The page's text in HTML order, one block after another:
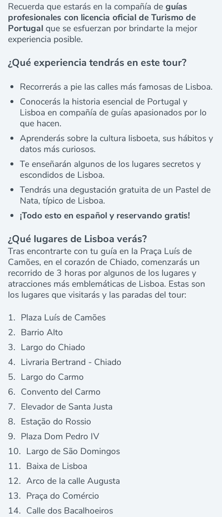
Recuerda que estarás en la compañía de guías
profesionales con licencia oficial de Turismo de
Portugal que se esfuerzan por brindarte la mejor
experiencia posible.
¿Qué experiencia tendrás en este tour?
Recorrerás a pie las calles más famosas de Lisboa.
Conocerás la historia esencial de Portugal y
Lisboa en compañía de guías apasionados por lo
que hacen.
Aprenderás sobre la cultura lisboeta, sus hábitos y
datos más curiosos.
Te enseñarán algunos de los lugares secretos y
escondidos de Lisboa.
Tendrás una degustación gratuita de un Pastel de
Nata, típico de Lisboa.
¡Todo esto en español y reservando gratis!
¿Qué lugares de Lisboa verás?
Tras encontrarte con tu guía en la Praça Luís de
Camões, en el corazón de Chiado, comenzarás un
recorrido de 3 horas por algunos de los lugares y
atracciones más emblemáticas de Lisboa. Estas son
los lugares que visitarás y las paradas del tour:
Plaza Luís de Camões
Barrio Alto
Largo do Chiado
Livraria Bertrand - Chiado
Largo do Carmo
Convento del Carmo
Elevador de Santa Justa
Estação do Rossio
Plaza Dom Pedro IV
Largo de São Domingos
Baixa de Lisboa
Arco de la calle Augusta
Praça do Comércio
Calle dos Bacalhoeiros